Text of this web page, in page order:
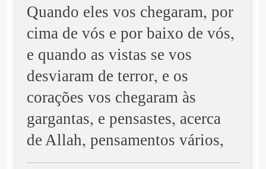
Quando eles vos chegaram, por
cima de vós e por baixo de vós,
e quando as vistas se vos
desviaram de terror, e os
corações vos chegaram às
gargantas, e pensastes, acerca
de Allah, pensamentos vários,